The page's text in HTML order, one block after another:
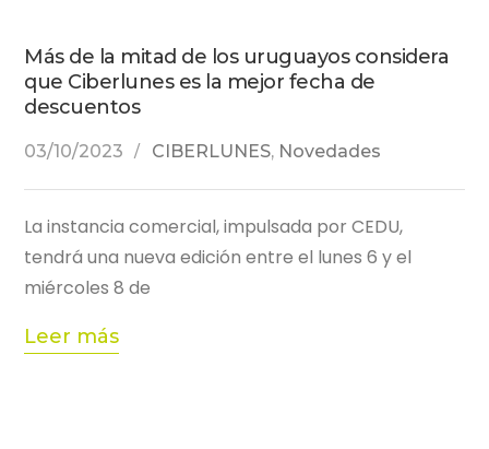
Más de la mitad de los uruguayos considera
que Ciberlunes es la mejor fecha de
descuentos
03/10/2023 CIBERLUNES, Novedades
La instancia comercial, impulsada por CEDU,
tendrá una nueva edición entre el lunes 6 y el
miércoles 8 de
Leer más